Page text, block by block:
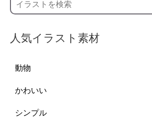
人気イラスト素材
動物
かわいい
シンプル